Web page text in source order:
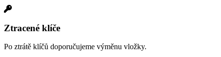
Ztracené klíče
Po ztrátě klíčů doporučujeme výměnu vložky.